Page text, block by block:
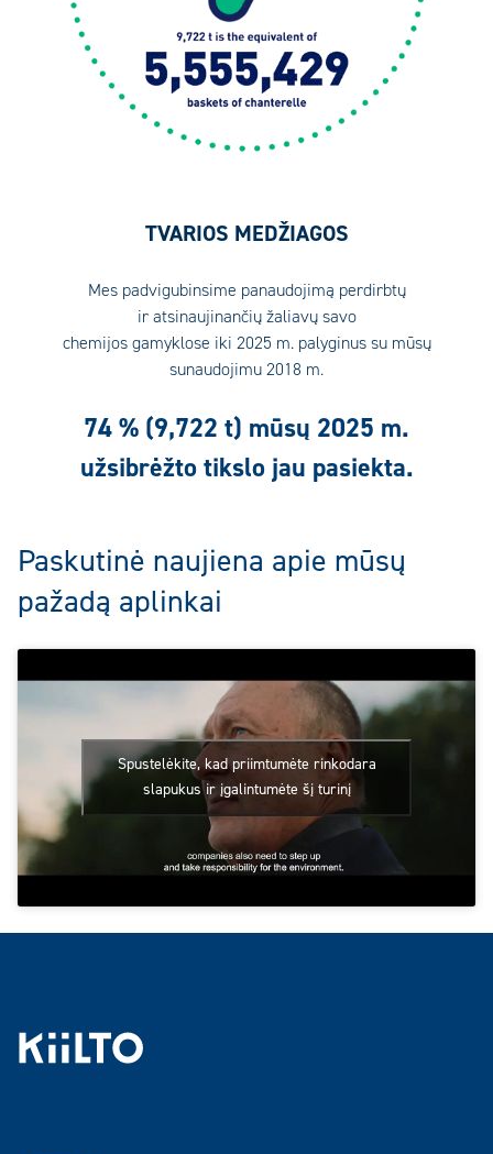
TVARIOS MEDŽIAGOS
Mes padvigubinsime panaudojimą perdirbtų
ir atsinaujinančių žaliavų savo
chemijos gamyklose iki 2025 m. palyginus su mūsų
sunaudojimu 2018 m.
74 % (9,722 t) mūsų 2025 m.
užsibrėžto tikslo jau pasiekta.
Paskutinė naujiena apie mūsų
pažadą aplinkai
Spustelėkite, kad priimtumėte rinkodara
slapukus ir įgalintumėte šį turinį